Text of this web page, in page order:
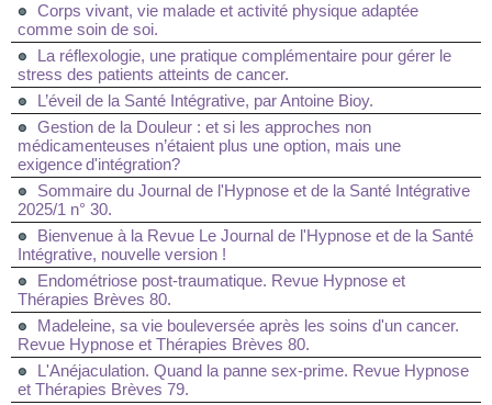
Corps vivant, vie malade et activité physique adaptée
comme soin de soi.
La réflexologie, une pratique complémentaire pour gérer le
stress des patients atteints de cancer.
L’éveil de la Santé Intégrative, par Antoine Bioy.
Gestion de la Douleur : et si les approches non
médicamenteuses n’étaient plus une option, mais une
exigence d'intégration?
Sommaire du Journal de l'Hypnose et de la Santé Intégrative
2025/1 n° 30.
Bienvenue à la Revue Le Journal de l'Hypnose et de la Santé
Intégrative, nouvelle version !
Endométriose post-traumatique. Revue Hypnose et
Thérapies Brèves 80.
Madeleine, sa vie bouleversée après les soins d'un cancer.
Revue Hypnose et Thérapies Brèves 80.
L'Anéjaculation. Quand la panne sex-prime. Revue Hypnose
et Thérapies Brèves 79.